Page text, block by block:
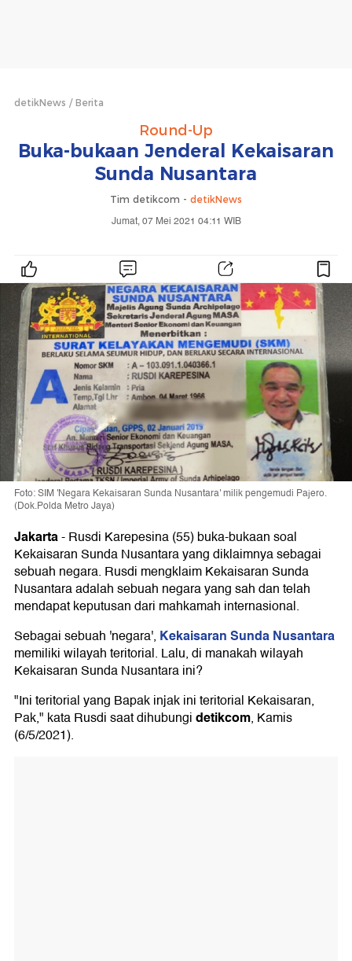
detikNews Berita
Round-Up
Buka-bukaan Jenderal Kekaisaran
Sunda Nusantara
Tim detikcom - detikNews
Jumat, 07 Mei 2021 04:11 WIB
Foto: SIM 'Negara Kekaisaran Sunda Nusantara' milik pengemudi Pajero.
(Dok.Polda Metro Jaya)
Jakarta-Rusdi Karepesina (55) buka-bukaan soal
Kekaisaran Sunda Nusantara yang diklaimnya sebagai
sebuah negara. Rusdi mengklaim Kekaisaran Sunda
Nusantara adalah sebuah negara yang sah dan telah
mendapat keputusan dari mahkamah internasional.
Sebagai sebuah 'negara', Kekaisaran Sunda Nusantara
memiliki wilayah teritorial. Lalu, di manakah wilayah
Kekaisaran Sunda Nusantara ini?
"Ini teritorial yang Bapak injak ini teritorial Kekaisaran,
Pak," kata Rusdi saat dihubungidetikcom, Kamis
(6/5/2021).